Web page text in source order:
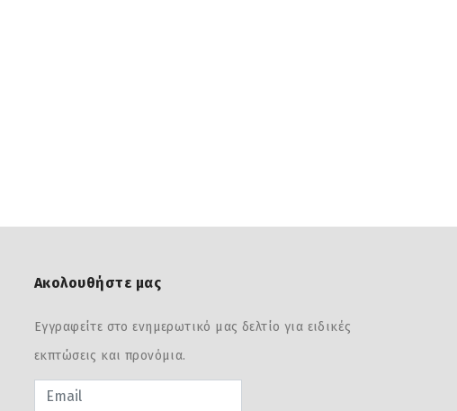
Ακολουθήστε μας
Εγγραφείτε στο ενημερωτικό μας δελτίο για ειδικές
εκπτώσεις και προνόμια.
Password